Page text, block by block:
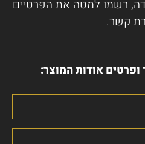
רשמו למטה את הפרטיים
קשר.
אודות המוצר: